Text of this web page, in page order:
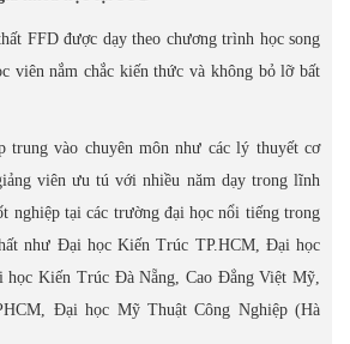
FFD được dạy theo chương trình học song
viên nắm chắc kiến thức và không bỏ lỡ bất
trung vào chuyên môn như các lý thuyết cơ
viên ưu tú với nhiều năm dạy trong lĩnh
nghiệp tại các trường đại học nổi tiếng trong
như Đại học Kiến Trúc TP.HCM, Đại học
Kiến Trúc Đà Nẵng, Cao Đẳng Việt Mỹ,
Đại học Mỹ Thuật Công Nghiệp (Hà